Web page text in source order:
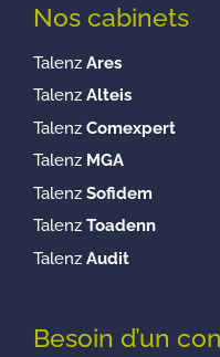
Nos cabinets
Talenz Ares
Talenz Alteis
Talenz Comexpert
Talenz MGA
Talenz Sofidem
Talenz Toadenn
Talenz Audit
Besoin d’un